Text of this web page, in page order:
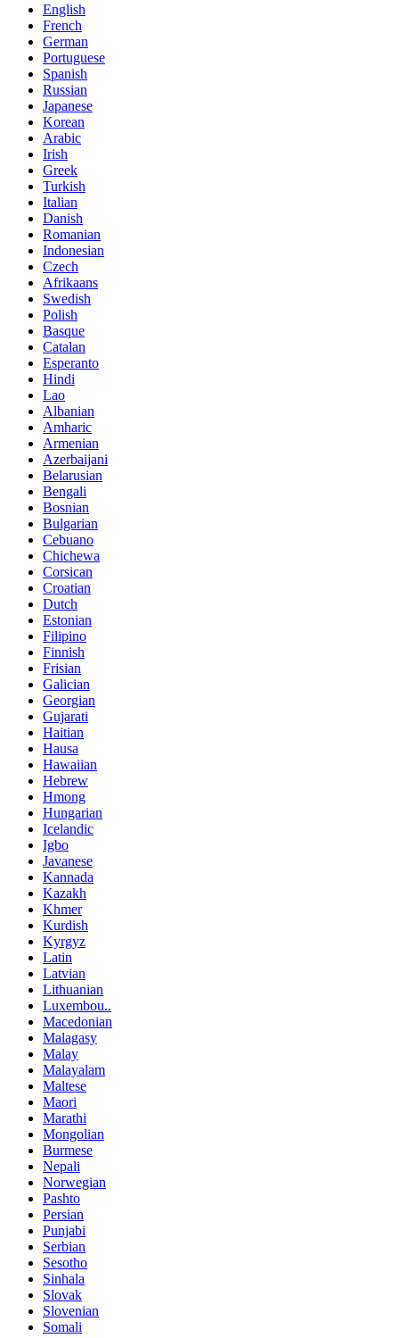
English
French
German
Portuguese
Spanish
Russian
Japanese
Korean
Arabic
Irish
Greek
Turkish
Italian
Danish
Romanian
Indonesian
Czech
Afrikaans
Swedish
Polish
Basque
Catalan
Esperanto
Hindi
Lao
Albanian
Amharic
Armenian
Azerbaijani
Belarusian
Bengali
Bosnian
Bulgarian
Cebuano
Chichewa
Corsican
Croatian
Dutch
Estonian
Filipino
Finnish
Frisian
Galician
Georgian
Gujarati
Haitian
Hausa
Hawaiian
Hebrew
Hmong
Hungarian
Icelandic
Igbo
Javanese
Kannada
Kazakh
Khmer
Kurdish
Kyrgyz
Latin
Latvian
Lithuanian
Luxembou..
Macedonian
Malagasy
Malay
Malayalam
Maltese
Maori
Marathi
Mongolian
Burmese
Nepali
Norwegian
Pashto
Persian
Punjabi
Serbian
Sesotho
Sinhala
Slovak
Slovenian
Somali